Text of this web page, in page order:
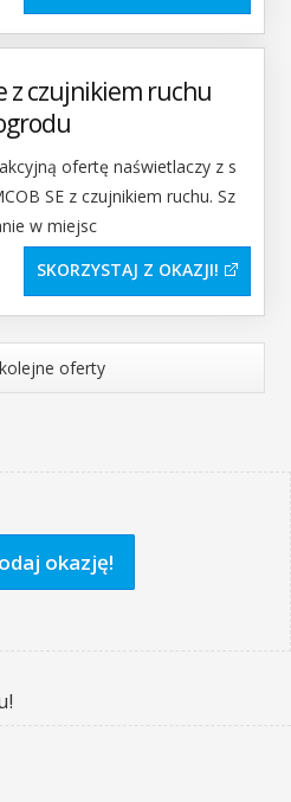
z czujnikiem ruchu
ofertę naświetlaczy z s
SE z czujnikiem ruchu. Sz
w miejsc
SKORZYSTAJ Z OKAZJI
oferty
okazję!